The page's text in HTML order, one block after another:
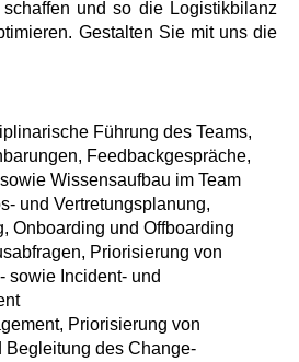
und so die Logistikbilanz
Gestalten Sie mit uns die
Führung des Teams,
Feedbackgespräche,
Wissensaufbau im Team
und Vertretungsplanung,
Onboarding und Offboarding
Priorisierung von
sowie Incident- und
Priorisierung von
Begleitung des Change-